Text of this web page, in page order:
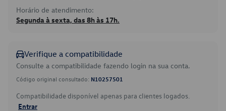
Horário de atendimento:
Segunda à sexta, das 8h às 17h.
Verifique a compatibilidade
Consulte a compatibilidade fazendo login na sua conta.
Código original consultado: N10257501
Compatibilidade disponível apenas para clientes logados.
Entrar